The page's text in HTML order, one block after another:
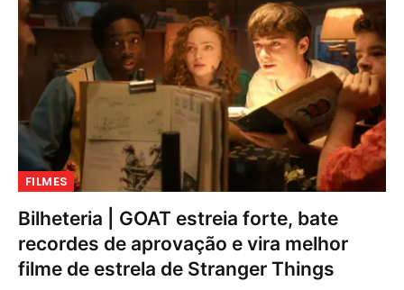
FILMES
Bilheteria | GOAT estreia forte, bate
recordes de aprovação e vira melhor
filme de estrela de Stranger Things